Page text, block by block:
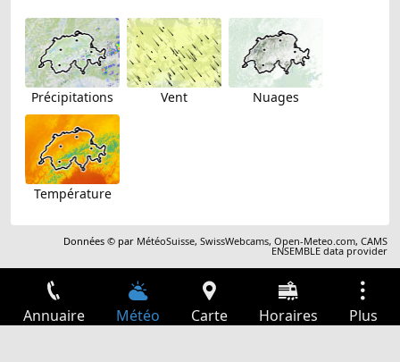
Précipitations Vent Nuages
Température
Données © par MétéoSuisse,SwissWebcams,Open-Meteo.com,CAMS
ENSEMBLE data provider
Annuaire Météo Carte Horaires Plus